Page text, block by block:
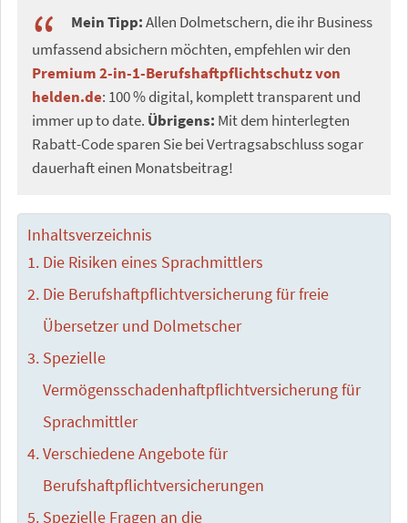
Mein Tipp:Allen Dolmetschern, die ihr Business
umfassend absichern möchten, empfehlen wir den
Premium 2-in-1-Berufshaftpflichtschutz von
helden.de: 100 % digital, komplett transparent und
immer up to date. Übrigens: Mit dem hinterlegten
Rabatt-Code sparen Sie bei Vertragsabschluss sogar
dauerhaft einen Monatsbeitrag!
Inhaltsverzeichnis
Die Risiken eines Sprachmittlers
Die Berufshaftpflichtversicherung für freie
Übersetzer und Dolmetscher
Spezielle
Vermögensschadenhaftpflichtversicherung für
Sprachmittler
Verschiedene Angebote für
Berufshaftpflichtversicherungen
Spezielle Fragen an die